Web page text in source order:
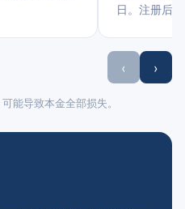
日。注册后
‹ ›
能导致本金全部损失。